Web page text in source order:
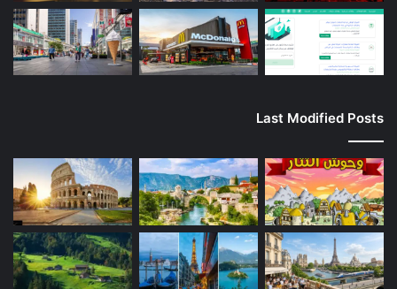
Last Modified Posts